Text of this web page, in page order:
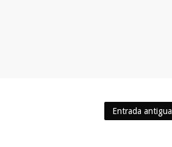
Entrada antigua